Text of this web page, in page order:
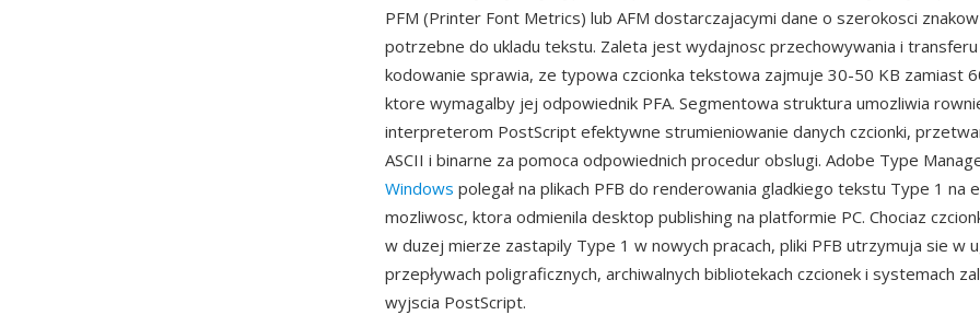
PFM (Printer Font Metrics) lub AFM dostarczajacymi dane o szerokosci
potrzebne do ukladu tekstu. Zaleta jest wydajnosc przechowywania i
kodowanie sprawia, ze typowa czcionka tekstowa zajmuje 30-50 KB zamiast
ktore wymagalby jej odpowiednik PFA. Segmentowa struktura umozliwia
interpreterom PostScript efektywne strumieniowanie danych czcionki,
ASCII i binarne za pomoca odpowiednich procedur obslugi. Adobe Type
Windows polegał na plikach PFB do renderowania gladkiego tekstu Type 1 na
mozliwosc, ktora odmienila desktop publishing na platformie PC. Chociaz
w duzej mierze zastapily Type 1 w nowych pracach, pliki PFB utrzymuja sie w
przepływach poligraficznych, archiwalnych bibliotekach czcionek i systemach
wyjscia PostScript.